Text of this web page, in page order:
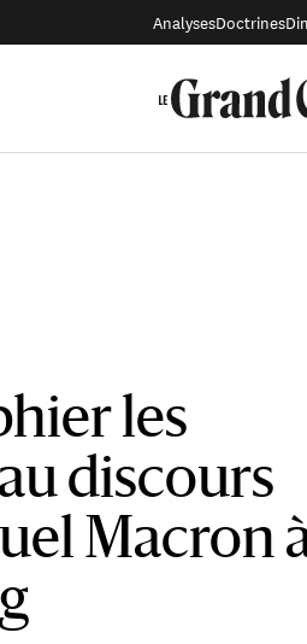
AnalysesDoctrines
les
discours
Macron